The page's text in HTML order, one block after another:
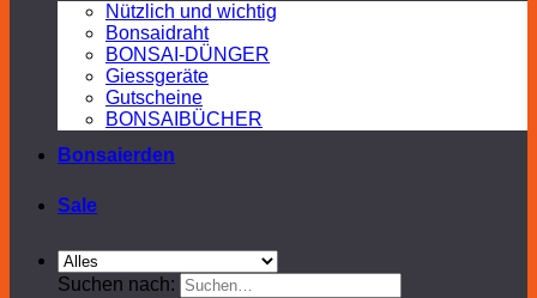
Nützlich und wichtig
Bonsaidraht
BONSAI-DÜNGER
Giessgeräte
Gutscheine
BONSAIBÜCHER
Bonsaierden
Sale
Suchen nach: